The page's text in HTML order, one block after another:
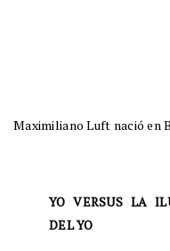
Maximiliano Luft nació en
YO VERSUS LA
DEL YO